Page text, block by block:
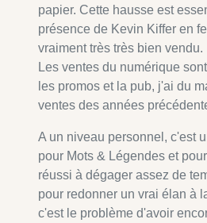
papier. Cette hausse est
présence de Kevin Kiffer en
vraiment très très bien vendu.
Les ventes du numérique
les promos et la pub, j'ai du
ventes des années
A un niveau personnel, c'est
pour Mots & Légendes et
réussi à dégager assez de
pour redonner un vrai élan à
c'est le problème d'avoir